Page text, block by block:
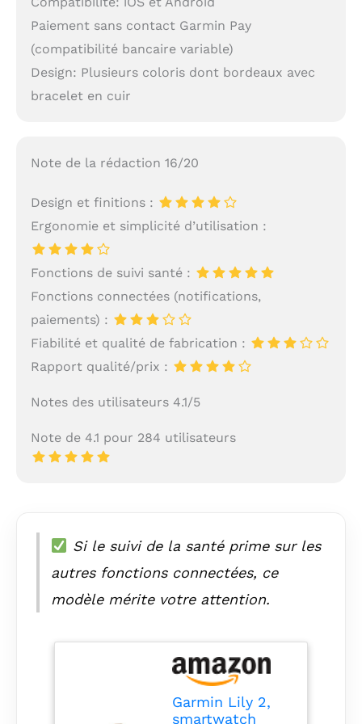
Paiement sans contact Garmin Pay
(compatibilité bancaire variable)
Design: Plusieurs coloris dont bordeaux avec
bracelet en cuir
Note de la rédaction 16/20
Design et finitions :
Ergonomie et simplicité d’utilisation :
Fonctions de suivi santé :
Fonctions connectées (notifications,
paiements) :
Fiabilité et qualité de fabrication :
Rapport qualité/prix :
Notes des utilisateurs 4.1/5
Note de 4.1 pour 284 utilisateurs
Si le suivi de la santé prime sur les
autres fonctions connectées, ce
modèle mérite votre attention.
Garmin Lily 2,
smartwatch